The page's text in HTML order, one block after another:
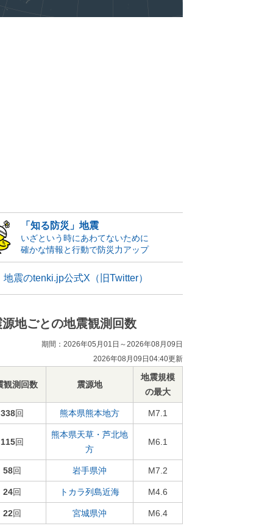
「知る防災」地震
いざという時にあわてないために
確かな情報と行動で防災力アップ
地震のtenki.jp公式X（旧Twitter）
源地ごとの地震観測回数
期間：2026年05月01日～2026年08月09日
2026年08月09日04:40更新
観測回数 震源地
地震規模
の最大
338回 熊本県熊本地方 M7.1
115回
熊本県天草・芦北地
方
M6.1
58回 岩手県沖 M7.2
24回 トカラ列島近海 M4.6
22回 宮城県沖 M6.4